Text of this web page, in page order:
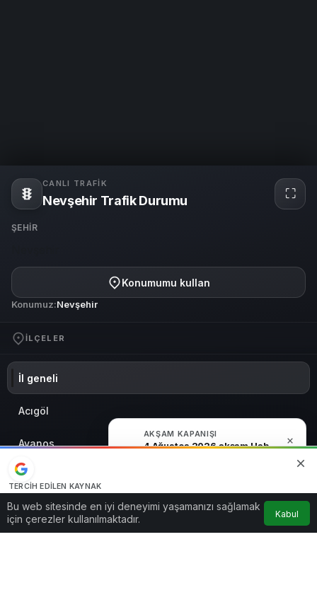
CANLI TRAFIK
Nevşehir Trafik Durumu ⛶
Tam
ŞEHIR
Konumumu kullan
Konumuz:Nevşehir
İLÇELER
İl geneli
Acıgöl
Avanos
Derinkuyu
Gülşehir
AKŞAM KAPANIŞI
4 Ağustos 2026 akşam Haber Bülteni
Bu web sitesinde en iyi deneyimi yaşamanızı sağlamak
için çerezler kullanılmaktadır.
Kabul
TERCIH EDILEN KAYNAK
Kaynağı Ekle